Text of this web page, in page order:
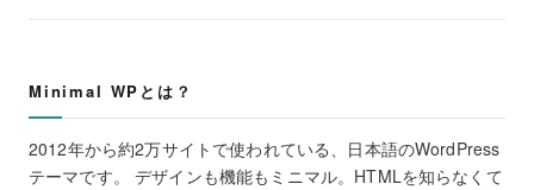
Minimal WPとは？
2012年から約2万サイトで使われている、日本語のWordPress
テーマです。 デザインも機能もミニマル。HTMLを知らなくて